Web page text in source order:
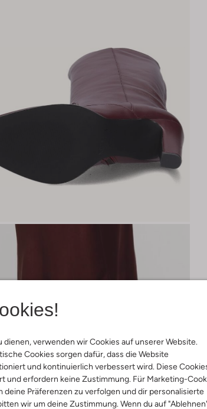
dienen, verwenden wir Cookies auf unserer Website.
Cookies sorgen dafür, dass die Website
und kontinuierlich verbessert wird. Diese
und erfordern keine Zustimmung. Für Marketing-
deine Präferenzen zu verfolgen und dir personalisierte
wir um deine Zustimmung. Wenn du auf